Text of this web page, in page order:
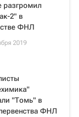
разгромил
2" в
ФНЛ
2019
"Томь" в
ФНЛ